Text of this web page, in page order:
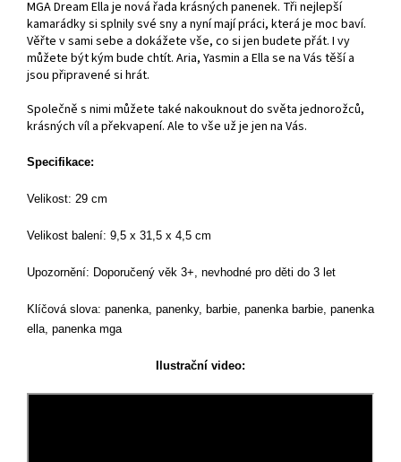
MGA Dream Ella je nová řada krásných panenek. Tři nejlepší
kamarádky si splnily své sny a nyní mají práci, která je moc baví.
Věřte v sami sebe a dokážete vše, co si jen budete přát. I vy
můžete být kým bude chtít. Aria, Yasmin a Ella se na Vás těší a
jsou připravené si hrát.
Společně s nimi můžete také nakouknout do světa jednorožců,
krásných víl a překvapení. Ale to vše už je jen na Vás.
Specifikace:
Velikost: 29 cm
Velikost balení: 9,5 x 31,5 x 4,5 cm
Upozornění: Doporučený věk 3+, nevhodné pro děti do 3 let
Klíčová slova: panenka, panenky, barbie, panenka barbie, panenka
ella, panenka mga
Ilustrační video: